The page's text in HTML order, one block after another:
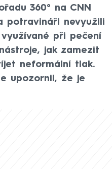
360° na CNN
potravináři nevyužili
při pečení
jak zamezit
neformální tlak.
upozornil, že je